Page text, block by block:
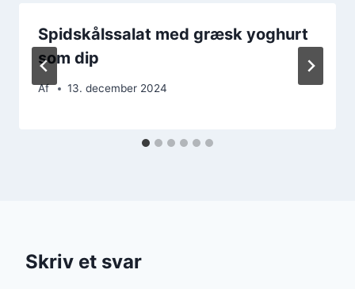
Spidskålssalat med græsk yoghurt
som dip
Af 13. december 2024
Skriv et svar